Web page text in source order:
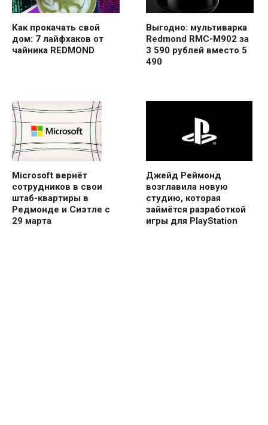
Как прокачать свой
дом: 7 лайфхаков от
чайника REDMOND
Выгодно: мультиварка
Redmond RMC-M902 за
3 590 рублей вместо 5
490
Microsoft вернёт
сотрудников в свои
штаб-квартиры в
Редмонде и Сиэтле с
29 марта
Джейд Реймонд
возглавила новую
студию, которая
займётся разработкой
игры для PlayStation